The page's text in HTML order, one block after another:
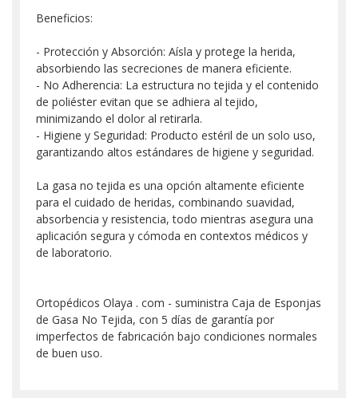
Beneficios:
- Protección y Absorción: Aísla y protege la herida,
absorbiendo las secreciones de manera eficiente.
- No Adherencia: La estructura no tejida y el contenido
de poliéster evitan que se adhiera al tejido,
minimizando el dolor al retirarla.
- Higiene y Seguridad: Producto estéril de un solo uso,
garantizando altos estándares de higiene y seguridad.
La gasa no tejida es una opción altamente eficiente
para el cuidado de heridas, combinando suavidad,
absorbencia y resistencia, todo mientras asegura una
aplicación segura y cómoda en contextos médicos y
de laboratorio.
Ortopédicos Olaya . com - suministra Caja de Esponjas
de Gasa No Tejida, con 5 días de garantía por
imperfectos de fabricación bajo condiciones normales
de buen uso.